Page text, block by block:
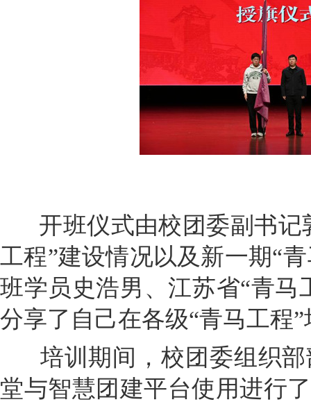
开班仪式由校团委副书记
工程”建设情况以及新一期“
班学员史浩男、江苏省“青
分享了自己在各级“青马工程
培训期间，校团委组织
堂与智慧团建平台使用进行